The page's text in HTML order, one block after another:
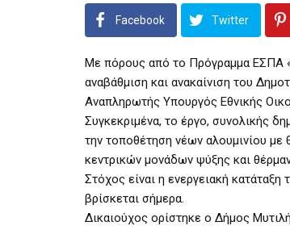
Facebook Twitter
Με πόρους από το Πρόγραμμα ΕΣΠΑ
αναβάθμιση και ανακαίνιση του
Αναπληρωτής Υπουργός Εθνικής
Συγκεκριμένα, το έργο, συνολικής
την τοποθέτηση νέων αλουμινίου με
κεντρικών μονάδων ψύξης και
Στόχος είναι η ενεργειακή
βρίσκεται σήμερα.
Δικαιούχος ορίστηκε ο Δήμος